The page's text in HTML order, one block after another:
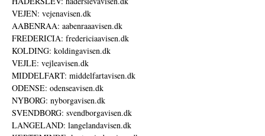
VEJEN: vejenavisen.dk
AABENRAA: aabenraaavisen.dk
FREDERICIA: fredericiaavisen.dk
KOLDING: koldingavisen.dk
VEJLE: vejleavisen.dk
MIDDELFART: middelfartavisen.dk
ODENSE: odenseavisen.dk
NYBORG: nyborgavisen.dk
SVENDBORG: svendborgavisen.dk
LANGELAND: langelandavisen.dk